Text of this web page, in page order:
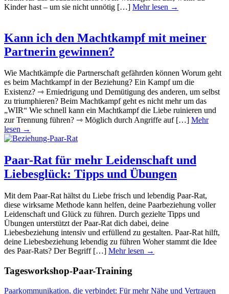
Kinder hast – um sie nicht unnötig […] Mehr lesen →
Kann ich den Machtkampf mit meiner
Partnerin gewinnen?
Wie Machtkämpfe die Partnerschaft gefährden können Worum geht
es beim Machtkampf in der Beziehung? Ein Kampf um die
Existenz? ⇾ Erniedrigung und Demütigung des anderen, um selbst
zu triumphieren? Beim Machtkampf geht es nicht mehr um das
„WIR“ Wie schnell kann ein Machtkampf die Liebe ruinieren und
zur Trennung führen? ⇾ Möglich durch Angriffe auf […] Mehr
lesen →
Paar-Rat für mehr Leidenschaft und
Liebesglück: Tipps und Übungen
Mit dem Paar-Rat hältst du Liebe frisch und lebendig Paar-Rat,
diese wirksame Methode kann helfen, deine Paarbeziehung voller
Leidenschaft und Glück zu führen. Durch gezielte Tipps und
Übungen unterstützt der Paar-Rat dich dabei, deine
Liebesbeziehung intensiv und erfüllend zu gestalten. Paar-Rat hilft,
deine Liebesbeziehung lebendig zu führen Woher stammt die Idee
des Paar-Rats? Der Begriff […] Mehr lesen →
Tagesworkshop-Paar-Training
Paarkommunikation, die verbindet: Für mehr Nähe und Vertrauen